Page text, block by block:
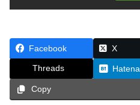
Facebook X
Threads Hatena
Copy